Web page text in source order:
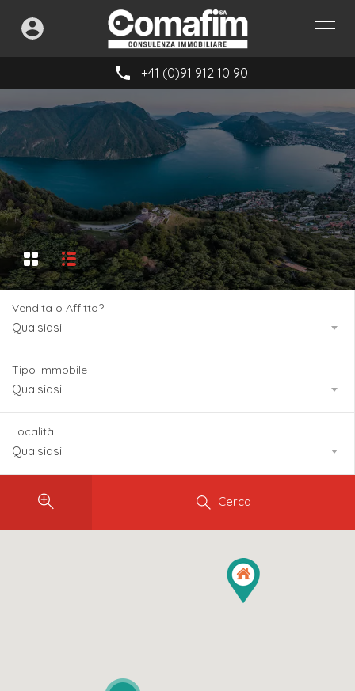
+41 (0)91 912 10 90
Vendita o Affitto?
Qualsiasi
Tipo Immobile
Qualsiasi
Località
Qualsiasi
Cerca